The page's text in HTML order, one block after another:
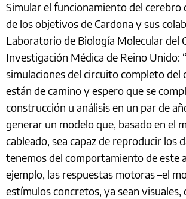
Simular el funcionamiento del cerebro
de los objetivos de Cardona y sus
Laboratorio de Biología Molecular del
Investigación Médica de Reino Unido:
simulaciones del circuito completo del
están de camino y espero que se
construcción u análisis en un par de
generar un modelo que, basado en el
cableado, sea capaz de reproducir los
tenemos del comportamiento de este
ejemplo, las respuestas motoras –el
estímulos concretos, ya sean visuales,